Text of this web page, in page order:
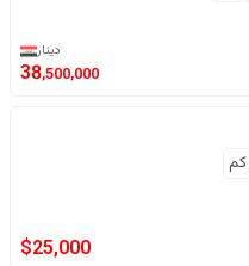
دينار
38,500,000
كم
$25,000